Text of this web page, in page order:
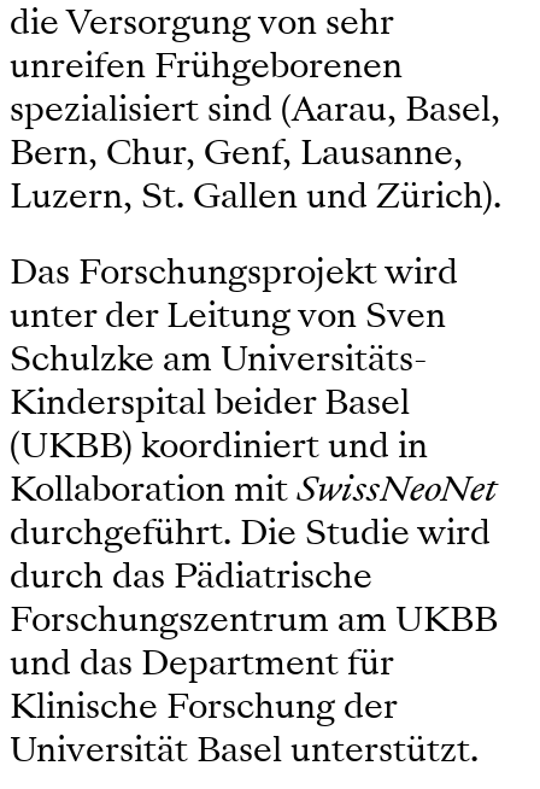
die Versorgung von sehr
unreifen Frühgeborenen
spezialisiert sind (Aarau, Basel,
Bern, Chur, Genf, Lausanne,
Luzern, St. Gallen und Zürich).
Das Forschungsprojekt wird
unter der Leitung von Sven
Schulzke am Universitäts-
Kinderspital beider Basel
(UKBB) koordiniert und in
Kollaboration mitSwissNeoNet
durchgeführt. Die Studie wird
durch das Pädiatrische
Forschungszentrum am UKBB
und das Department für
Klinische Forschung der
Universität Basel unterstützt.